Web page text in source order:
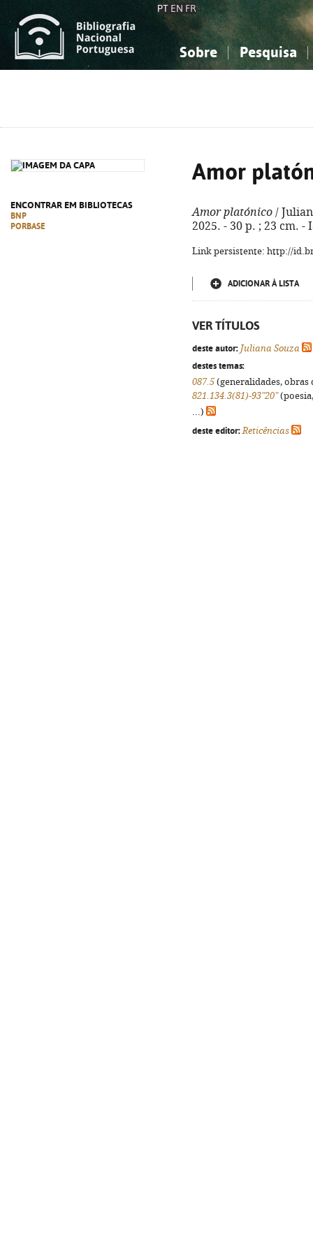
PT EN FR
Sobre Pesquisa
ENCONTRAR EM BIBLIOTECAS
BNP
PORBASE
Amor
Amor platónico /
2025. - 30 p. ; 23 cm. -
Link persistente: http://
ADICIONAR À LISTA
VER TÍTULOS
deste autor: Juliana Souza
destes temas:
087.5 (generalidades,
821.134.3(81)-93"20"
...)
deste editor: Reticências